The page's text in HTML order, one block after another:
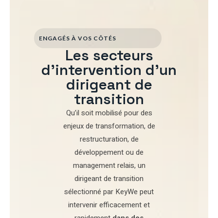
ENGAGÉS À VOS CÔTÉS
Les secteurs
d'intervention d'un
dirigeant de
transition
Qu’il soit mobilisé pourdes
enjeux de transformation, de
restructuration, de
développementou de
management relais, un
dirigeant de transition
sélectionné par KeyWe peut
intervenir efficacement et